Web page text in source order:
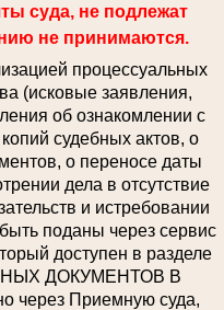
суда, не подлежат
не принимаются.
процессуальных
(исковые заявления,
об ознакомлении с
судебных актов, о
о переносе даты
дела в отсутствие
и истребовании
быть поданы через сервис
доступен в разделе
ДОКУМЕНТОВ В
Приемную суда,